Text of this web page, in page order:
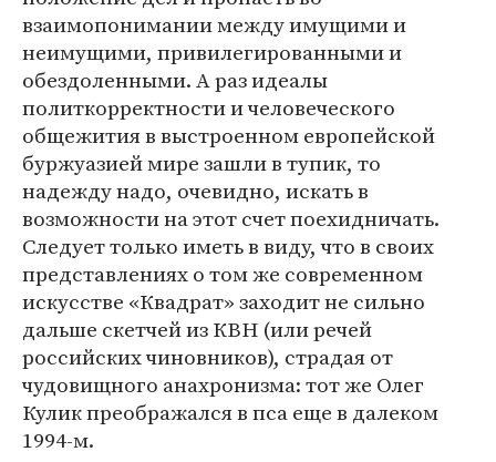
взаимопонимании между имущими и
неимущими, привилегированными и
обездоленными. А раз идеалы
политкорректности и человеческого
общежития в выстроенном европейской
буржуазией мире зашли в тупик, то
надежду надо, очевидно, искать в
возможности на этот счет поехидничать.
Следует только иметь в виду, что в своих
представлениях о том же современном
искусстве «Квадрат» заходит не сильно
дальше скетчей из КВН (или речей
российских чиновников), страдая от
чудовищного анахронизма: тот же Олег
Кулик преображался в пса еще в далеком
1994-м.